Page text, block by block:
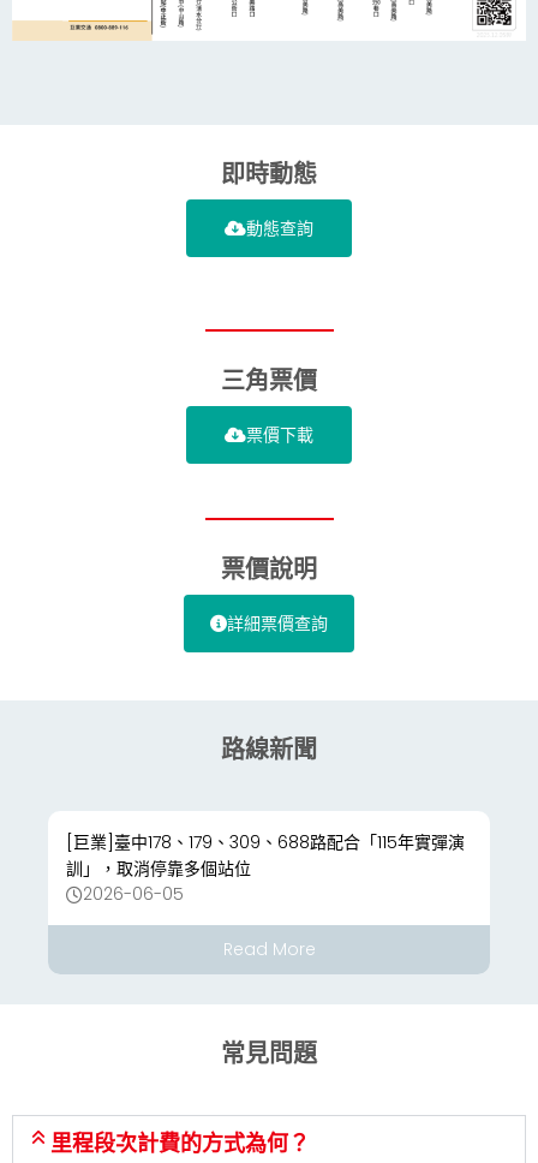
即時動態
動態查詢
三角票價
票價下載
票價說明
詳細票價查詢
路線新聞
[巨業]臺中178、179、309、688路配合「115年實彈演
訓」，取消停靠多個站位
2026-06-05
Read More
常見問題
里程段次計費的方式為何？